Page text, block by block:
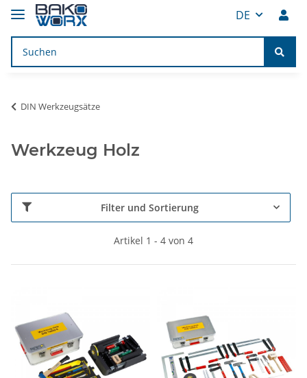
DE
DIN Werkzeugsätze
Werkzeug Holz
Filter und Sortierung
Artikel 1 - 4 von 4